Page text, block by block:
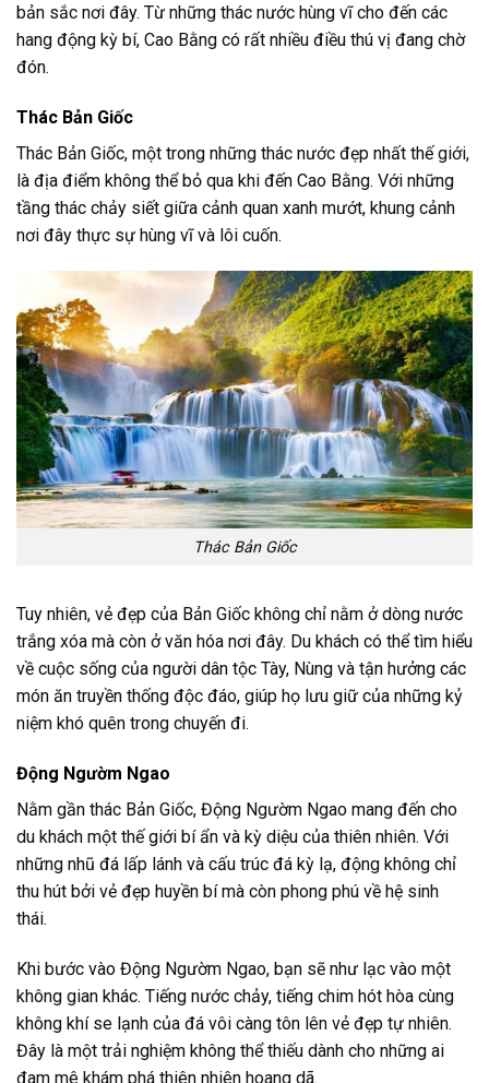
bản sắc nơi đây. Từ những thác nước hùng vĩ cho đến các
hang động kỳ bí, Cao Bằng có rất nhiều điều thú vị đang chờ
đón.
Thác Bản Giốc
Thác Bản Giốc, một trong những thác nước đẹp nhất thế giới,
là địa điểm không thể bỏ qua khi đến Cao Bằng. Với những
tầng thác chảy siết giữa cảnh quan xanh mướt, khung cảnh
nơi đây thực sự hùng vĩ và lôi cuốn.
Thác Bản Giốc
Tuy nhiên, vẻ đẹp của Bản Giốc không chỉ nằm ở dòng nước
trắng xóa mà còn ở văn hóa nơi đây. Du khách có thể tìm hiểu
về cuộc sống của người dân tộc Tày, Nùng và tận hưởng các
món ăn truyền thống độc đáo, giúp họ lưu giữ của những kỷ
niệm khó quên trong chuyến đi.
Động Ngườm Ngao
Nằm gần thác Bản Giốc, Động Ngườm Ngao mang đến cho
du khách một thế giới bí ẩn và kỳ diệu của thiên nhiên. Với
những nhũ đá lấp lánh và cấu trúc đá kỳ lạ, động không chỉ
thu hút bởi vẻ đẹp huyền bí mà còn phong phú về hệ sinh
thái.
Khi bước vào Động Ngườm Ngao, bạn sẽ như lạc vào một
không gian khác. Tiếng nước chảy, tiếng chim hót hòa cùng
không khí se lạnh của đá vôi càng tôn lên vẻ đẹp tự nhiên.
Đây là một trải nghiệm không thể thiếu dành cho những ai
đam mê khám phá thiên nhiên hoang dã.